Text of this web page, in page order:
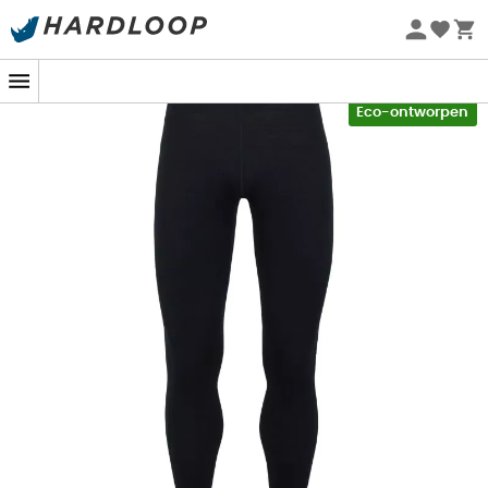
Zomeraanbiedingen 🔥 -5% EXTRA vanaf 2 producten* met
Eco-ontworpen